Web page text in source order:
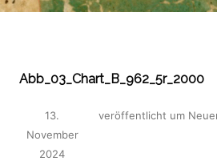
Abb_03_Chart_B_962_5r_2000
veröffentlicht
13.
November
2024
um